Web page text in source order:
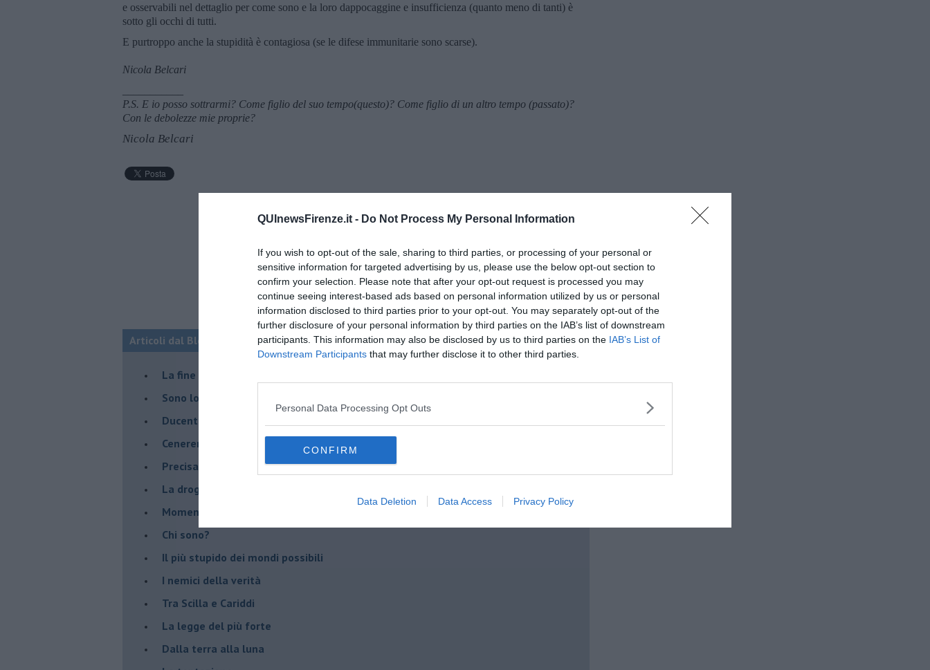
QUInewsFirenze.it - Do Not Process My Personal Information
If you wish to opt-out of the sale, sharing to third parties, or processing of your personal or
sensitive information for targeted advertising by us, please use the below opt-out section to
confirm your selection. Please note that after your opt-out request is processed you may
continue seeing interest-based ads based on personal information utilized by us or personal
information disclosed to third parties prior to your opt-out. You may separately opt-out of the
further disclosure of your personal information by third parties on the IAB’s list of downstream
participants. This information may also be disclosed by us to third parties on the IAB’s List of
Downstream Participants that may further disclose it to other third parties.
Personal Data Processing Opt Outs
CONFIRM
Data Deletion Data Access Privacy Policy
e osservabili nel dettaglio per come sono e la loro dappocaggine e insufficienza (quanto meno di tanti) è
sotto gli occhi di tutti.
E purtroppo anche la stupidità è contagiosa (se le difese immunitarie sono scarse).
Nicola Belcari
P.S. E io posso sottrarmi? Come figlio del suo tempo(questo)? Come figlio di un altro tempo (passato)?
Con le debolezze mie proprie?
Nicola Belcari
Articoli dal Blog “Sorridendo” di Nicola Belcari
La fine del mondo
Sono loro
Ducentocinquanta candel... otti
Cenerentola, la escort
Precisazioni
La droga del potere
Momenti (e immedesimazione)
Chi sono?
Il più stupido dei mondi possibili
I nemici della verità
Tra Scilla e Cariddi
La legge del più forte
Dalla terra alla luna